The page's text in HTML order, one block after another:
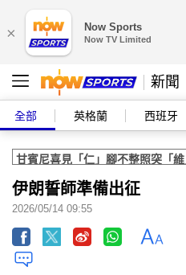
× Now Sports
Now TV Limited
新聞
全部 英格蘭 西班牙
伊朗誓師準備出征
2026/05/14 09:55